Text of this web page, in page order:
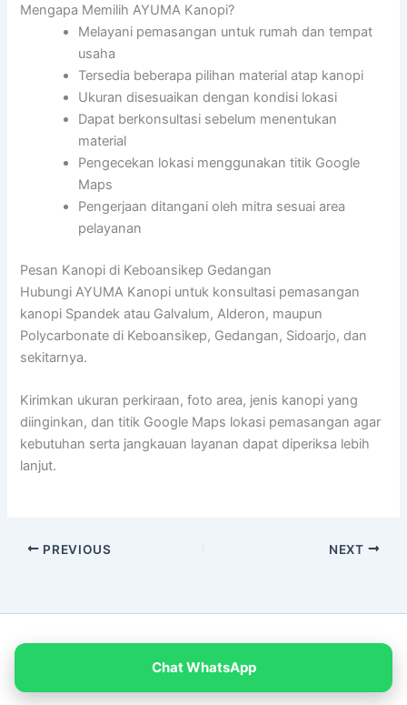
Mengapa Memilih AYUMA Kanopi?
Melayani pemasangan untuk rumah dan tempat
usaha
Tersedia beberapa pilihan material atap kanopi
Ukuran disesuaikan dengan kondisi lokasi
Dapat berkonsultasi sebelum menentukan
material
Pengecekan lokasi menggunakan titik Google
Maps
Pengerjaan ditangani oleh mitra sesuai area
pelayanan
Pesan Kanopi di Keboansikep Gedangan
Hubungi AYUMA Kanopi untuk konsultasi pemasangan
kanopi Spandek atau Galvalum, Alderon, maupun
Polycarbonate di Keboansikep, Gedangan, Sidoarjo, dan
sekitarnya.
Kirimkan ukuran perkiraan, foto area, jenis kanopi yang
diinginkan, dan titik Google Maps lokasi pemasangan agar
kebutuhan serta jangkauan layanan dapat diperiksa lebih
lanjut.
PREVIOUS NEXT
Chat WhatsApp